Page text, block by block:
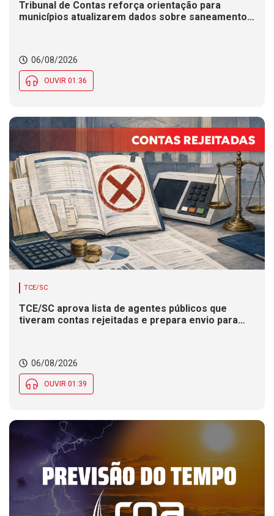
Tribunal de Contas reforça orientação para
municípios atualizarem dados sobre saneamento
06/08/2026
OUVIR 01:36
TCE/SC
TCE/SC aprova lista de agentes públicos que
tiveram contas rejeitadas e prepara envio para
06/08/2026
OUVIR 01:39